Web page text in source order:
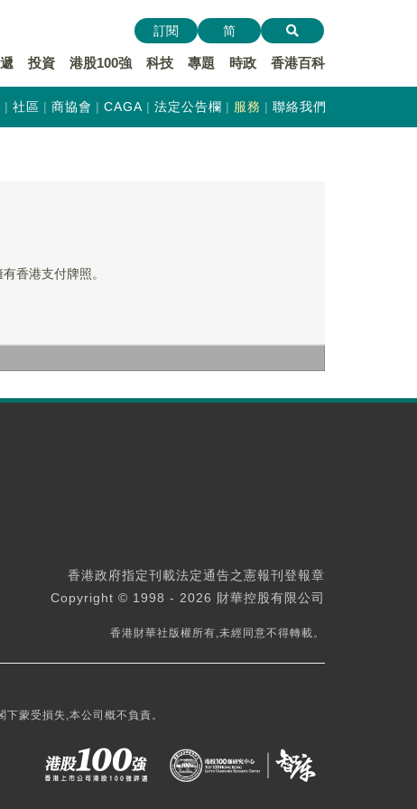
投資 港股100強 科技 專題 時政 香港百科
訂閱 简
社區 商協會 CAGA 法定公告欄 服務 聯絡我們
香港支付牌照。
香港政府指定刊載法定通告之憲報刊登報章
Copyright © 1998 - 2026 財華控股有限公司
香港財華社版權所有,未經同意不得轉載。
蒙受損失,本公司概不負責。